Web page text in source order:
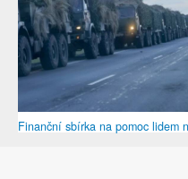
Finanční sbírka na pomoc lidem